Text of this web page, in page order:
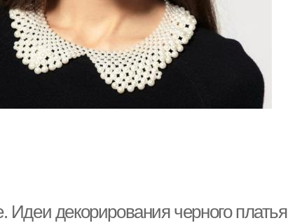
Идеи декорирования черного платья